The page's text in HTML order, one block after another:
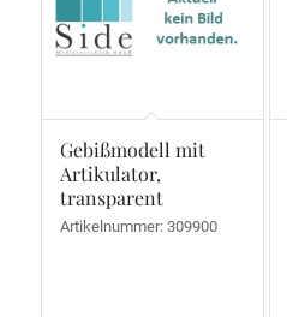
Gebißmodell mit
Artikulator,
transparent
Artikelnummer: 309900